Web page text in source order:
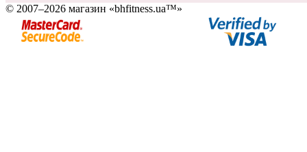
© 2007–2026 магазин «bhfitness.ua™»